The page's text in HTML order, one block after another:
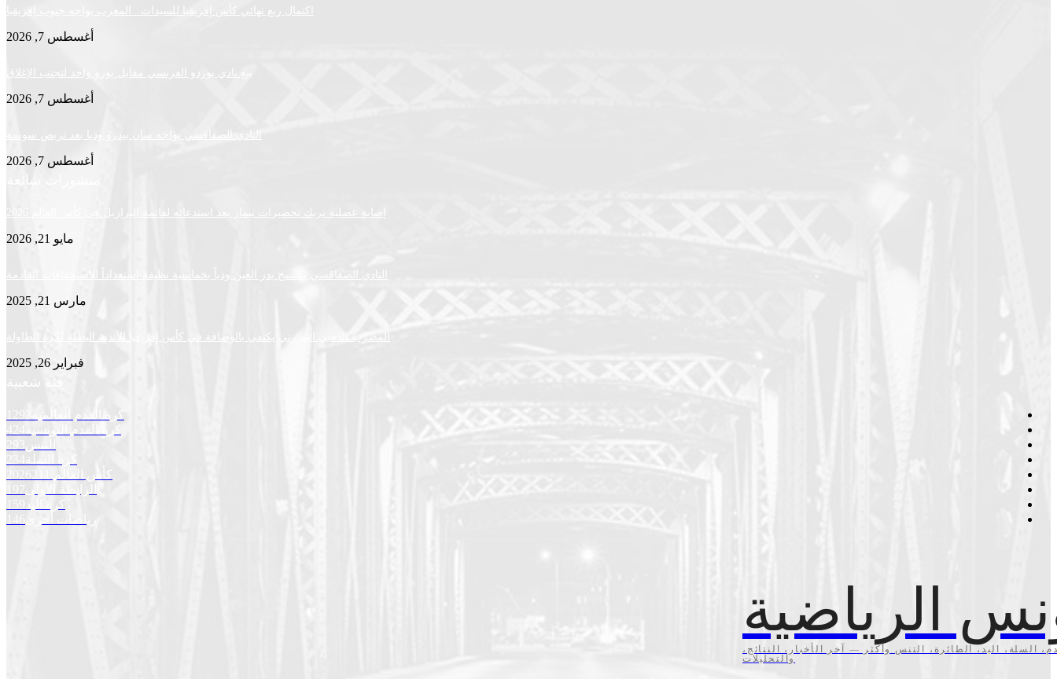
اكتمال ربع نهائي كأس إفريقيا للسيدات.. المغرب يواجه جنوب إفريقيا
أغسطس 7, 2026
بيع نادي بوردو الفرنسي مقابل يورو واحد لتجنب الإغلاق
أغسطس 7, 2026
النادي الصفاقسي يواجه سان بيدرو وديا بعد تربص سوسة
أغسطس 7, 2026
منشورات شائعة
إصابة عضلية تربك تحضيرات نيمار بعد استدعائه لقائمة البرازيل في كأس العالم 2026
مايو 21, 2026
النادي الصفاقسي يكتسح بدر العين ودياً بخماسية نظيفة استعداداً للاستحقاقات القادمة
مارس 21, 2025
المضرب الذهبي البنزرتي يكتفي بالوصافة في كأس إفريقيا للأندية البطلة لكرة الطاولة
فبراير 26, 2025
فئة شعبية
كرة القدم العالمية
1293
كرة القدم التونسية
424
التنس
293
كرة السلة234
كأس العالم 2026
الرابطة الأولى 197
كرة اليد 159
رياضات أخرى 146
الرياضية
السلة، اليد، الطائرة، التنس وأكثر — آخر الأخبار، النتائج،
والتحليلات